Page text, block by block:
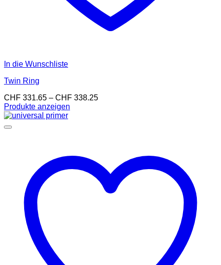
In die Wunschliste
Twin Ring
CHF 331.65 – CHF 338.25Preisspanne:
Produkte anzeigen